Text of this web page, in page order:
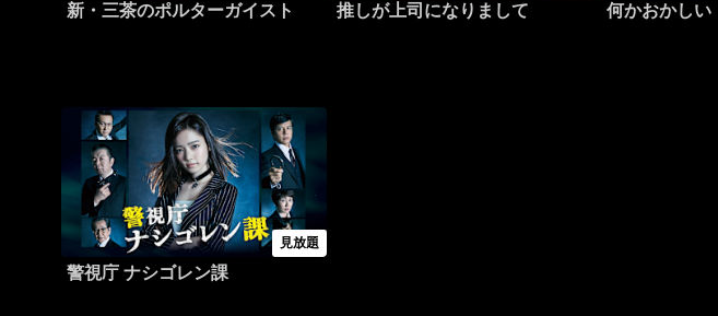
新・三茶のポルターガイスト 推しが上司になりまして 何かおかしい
見放題
警視庁 ナシゴレン課